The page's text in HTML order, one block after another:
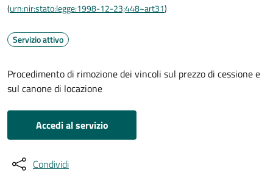
(urn:nir:stato:legge:1998-12-23;448~art31)
Servizio attivo
Procedimento di rimozione dei vincoli sul prezzo di cessione e
sul canone di locazione
Accedi al servizio
Condividi